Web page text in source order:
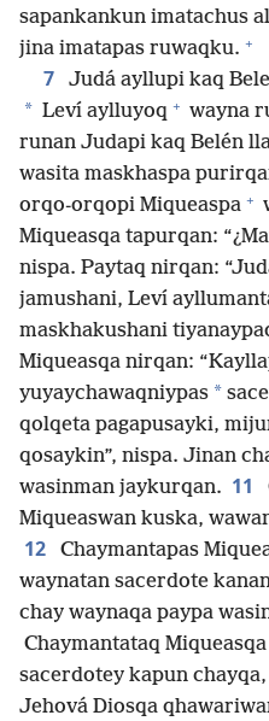
sapankankun imatachus
jina imatapas ruwaqku. +
7 Judá ayllupi kaq
* Leví aylluyoq + wayna
runan Judapi kaq Belén
wasita maskhaspa
orqo-orqopi Miqueaspa +
Miqueasqa tapurqan:
nispa. Paytaq nirqan:
jamushani, Leví
maskhakushani
Miqueasqa nirqan:
yuyaychawaqniypas *
qolqeta pagapusayki,
qosaykin”, nispa. Jinan
wasinman jaykurqan. 11
Miqueaswan kuska,
12
Chaymantapas
waynatan sacerdote
chay waynaqa paypa
Chaymantataq
sacerdotey kapun
Jehová Diosqa